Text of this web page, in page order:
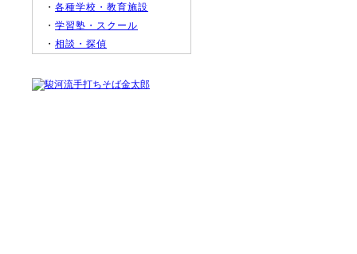
・ 各種学校・教育施設
・ 学習塾・スクール
・ 相談・探偵